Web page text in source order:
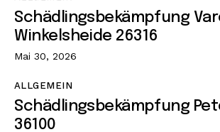
Schädlingsbekämpfung
Winkelsheide 26316
Mai 30, 2026
ALLGEMEIN
Schädlingsbekämpfung
36100